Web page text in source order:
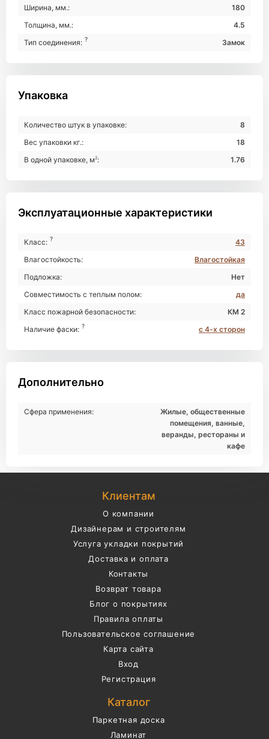
Ширина, мм.:
180
Толщина, мм.:
4.5
Тип соединения: ? Замок
Упаковка
Количество штук в упаковке:
8
Вес упаковки кг.:
18
В одной упаковке, м2: 1.76
Эксплуатационные характеристики
Класс: ?
43
Влагостойкость:
Влагостойкая
Подложка:
Нет
Совместимость с теплым полом:
да
Класс пожарной безопасности:
КМ 2
Наличие фаски: ? с 4-х сторон
Дополнительно
Сфера применения:
Жилые, общественные
помещения, ванные,
веранды, рестораны и
кафе
Клиентам
О компании
Дизайнерам и строителям
Услуга укладки покрытий
Доставка и оплата
Контакты
Возврат товара
Блог о покрытиях
Правила оплаты
Пользовательское соглашение
Карта сайта
Вход
Регистрация
Каталог
Паркетная доска
Ламинат